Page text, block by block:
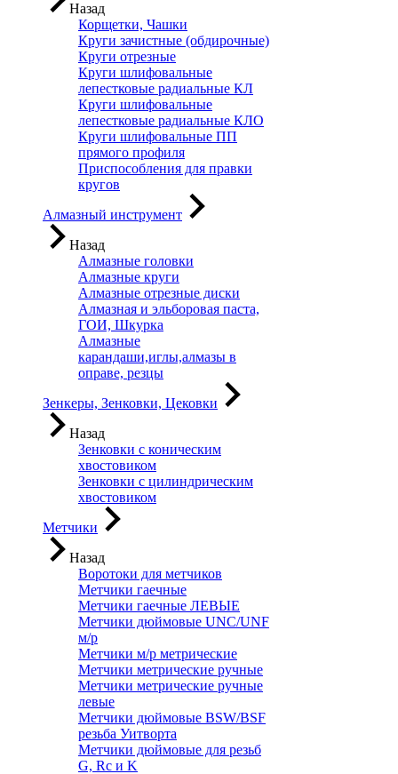
Назад
Корщетки, Чашки
Круги зачистные (обдирочные)
Круги отрезные
Круги шлифовальные
лепестковые радиальные КЛ
Круги шлифовальные
лепестковые радиальные КЛО
Круги шлифовальные ПП
прямого профиля
Приспособления для правки
кругов
Алмазный инструмент
Назад
Алмазные головки
Алмазные круги
Алмазные отрезные диски
Алмазная и эльборовая паста,
ГОИ, Шкурка
Алмазные
карандаши,иглы,алмазы в
оправе, резцы
Зенкеры, Зенковки, Цековки
Назад
Зенковки с коническим
хвостовиком
Зенковки с цилиндрическим
хвостовиком
Метчики
Назад
Воротоки для метчиков
Метчики гаечные
Метчики гаечные ЛЕВЫЕ
Метчики дюймовые UNC/UNF
м/р
Метчики м/р метрические
Метчики метрические ручные
Метчики метрические ручные
левые
Метчики дюймовые BSW/BSF
резьба Уитворта
Метчики дюймовые для резьб
G, Rc и K